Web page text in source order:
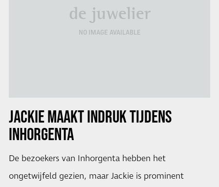
de juwelier
NO IMAGE AVAILABLE
JACKIE MAAKT INDRUK TIJDENS
INHORGENTA
De bezoekers van Inhorgenta hebben het
ongetwijfeld gezien, maar Jackie is prominent